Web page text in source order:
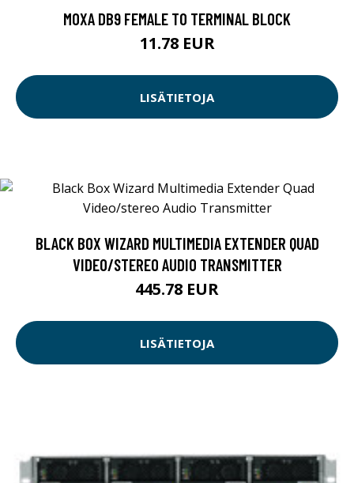
MOXA DB9 FEMALE TO TERMINAL BLOCK
11.78 EUR
LISÄTIETOJA
BLACK BOX WIZARD MULTIMEDIA EXTENDER QUAD
VIDEO/STEREO AUDIO TRANSMITTER
445.78 EUR
LISÄTIETOJA